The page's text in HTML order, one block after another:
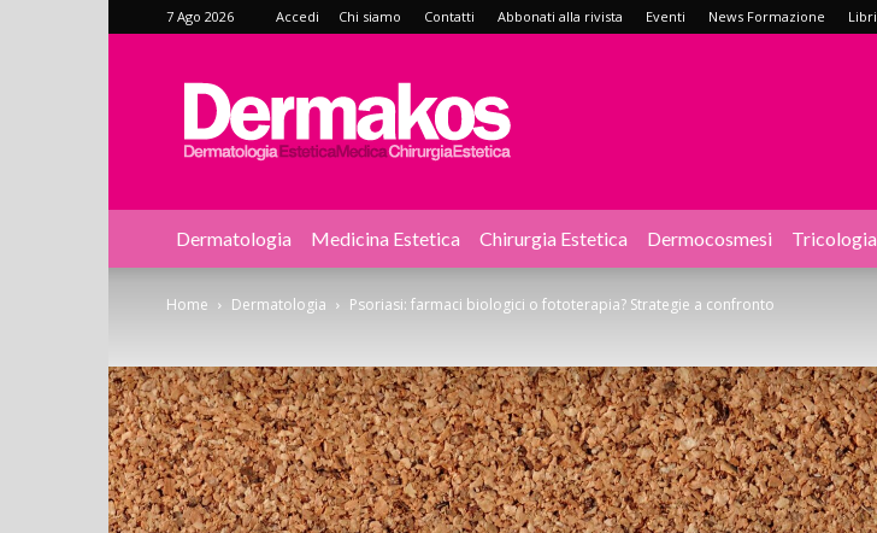
7 Ago 2026 Accedi Chi siamo Contatti Abbonati alla rivista Eventi News Formazione Libri
Dermakos
Dermatologia Medicina Estetica Chirurgia Estetica Dermocosmesi Tricologia
Home Dermatologia Psoriasi: farmaci biologici o fototerapia? Strategie a confronto